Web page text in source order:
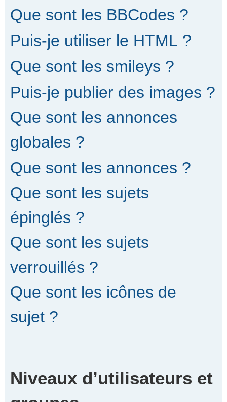
Que sont les BBCodes ?
Puis-je utiliser le HTML ?
Que sont les smileys ?
Puis-je publier des images ?
Que sont les annonces
globales ?
Que sont les annonces ?
Que sont les sujets
épinglés ?
Que sont les sujets
verrouillés ?
Que sont les icônes de
sujet ?
Niveaux d’utilisateurs et